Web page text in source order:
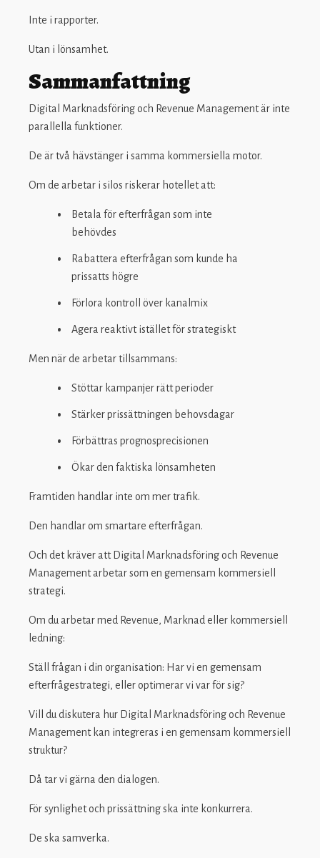
Inte i rapporter.
Utan i lönsamhet.
Sammanfattning
Digital Marknadsföring och Revenue Management är inte
parallella funktioner.
De är två hävstänger i samma kommersiella motor.
Om de arbetar i silos riskerar hotellet att:
Betala för efterfrågan som inte
behövdes
Rabattera efterfrågan som kunde ha
prissatts högre
Förlora kontroll över kanal­mix
Agera reaktivt istället för strategiskt
Men när de arbetar tillsammans:
Stöttar kampanjer rätt perioder
Stärker prissättningen behovsdagar
Förbättras prognosprecisionen
Ökar den faktiska lönsamheten
Framtiden handlar inte om mer trafik.
Den handlar om smartare efterfrågan.
Och det kräver att Digital Marknadsföring och Revenue
Management arbetar som en gemensam kommersiell
strategi.
Om du arbetar med Revenue, Marknad eller kommersiell
ledning:
Ställ frågan i din organisation: Har vi en gemensam
efterfrågestrategi, eller optimerar vi var för sig?
Vill du diskutera hur Digital Marknadsföring och Revenue
Management kan integreras i en gemensam kommersiell
struktur?
Då tar vi gärna den dialogen.
För synlighet och prissättning ska inte konkurrera.
De ska samverka.